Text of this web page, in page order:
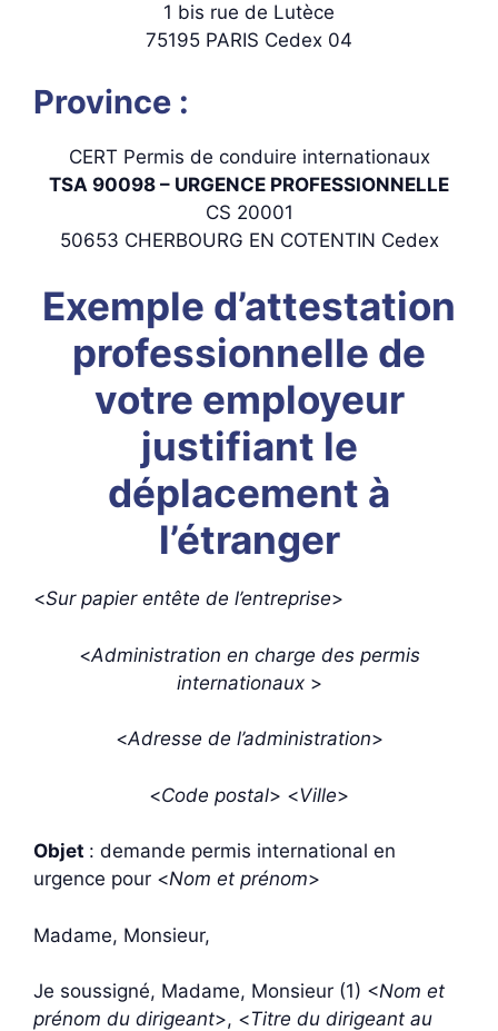
1 bis rue de Lutèce
75195 PARIS Cedex 04
Province :
CERT Permis de conduire internationaux
TSA 90098 – URGENCE PROFESSIONNELLE
CS 20001
50653 CHERBOURG EN COTENTIN Cedex
Exemple d’attestation
professionnelle de
votre employeur
justifiant le
déplacement à
l’étranger
<Sur papier entête de l’entreprise>
<Administration en charge des permis
internationaux >
<Adresse de l’administration>
<Code postal> <Ville>
Objet : demande permis international en
urgence pour <Nom et prénom>
Madame, Monsieur,
Je soussigné, Madame, Monsieur (1) <Nom et
prénom du dirigeant>, <Titre du dirigeant au